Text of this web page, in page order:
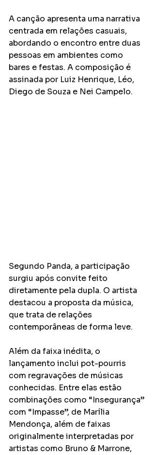
A canção apresenta uma narrativa
centrada em relações casuais,
abordando o encontro entre duas
pessoas em ambientes como
bares e festas. A composição é
assinada por Luiz Henrique, Léo,
Diego de Souza e Nei Campelo.
Segundo Panda, a participação
surgiu após convite feito
diretamente pela dupla. O artista
destacou a proposta da música,
que trata de relações
contemporâneas de forma leve.
Além da faixa inédita, o
lançamento inclui pot-pourris
com regravações de músicas
conhecidas. Entre elas estão
combinações como “Insegurança”
com “Impasse”, de Marília
Mendonça, além de faixas
originalmente interpretadas por
artistas como Bruno & Marrone,